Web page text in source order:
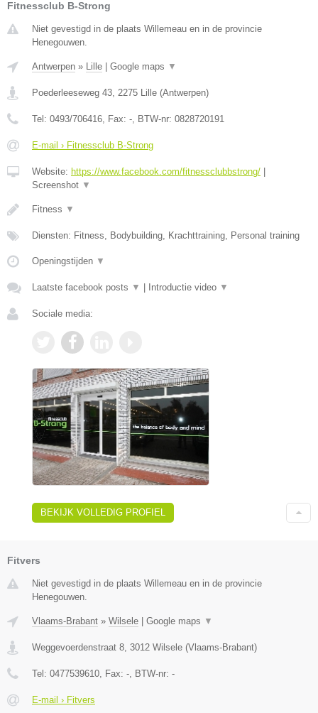
Fitnessclub B-Strong
Niet gevestigd in de plaats Willemeau en in de provincie
Henegouwen.
Antwerpen » Lille | Google maps ▼
Poederleeseweg 43 2275 Lille (Antwerpen)
Tel: 0493/706416 , Fax: - , BTW-nr: 0828720191
E-mail › Fitnessclub B-Strong
Website: https://www.facebook.com/fitnessclubbstrong/ |
Screenshot ▼
Fitness ▼
Diensten: Fitness, Bodybuilding, Krachttraining, Personal training
Openingstijden ▼
Laatste facebook posts ▼ | Introductie video ▼
Sociale media:
BEKIJK VOLLEDIG PROFIEL
Fitvers
Niet gevestigd in de plaats Willemeau en in de provincie
Henegouwen.
Vlaams-Brabant » Wilsele Google maps ▼
Weggevoerdenstraat 8, 3012 Wilsele (Vlaams-Brabant)
Tel: 0477539610, Fax: -, BTW-nr: -
E-mail › Fitvers